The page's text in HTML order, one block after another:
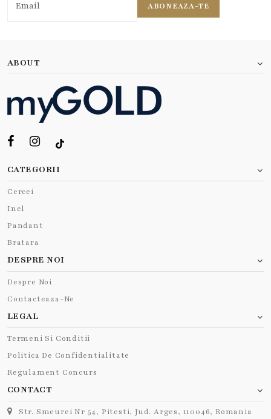
ABONEAZA-TE
ABOUT
CATEGORII
Cercei
Inel
Pandant
Bratara
DESPRE NOI
Despre Noi
Contacteaza-Ne
LEGAL
Termeni Si Conditii
Politica De Confidentialitate
Regulament Concurs
CONTACT
Str. Smeurei Nr 54, Pitesti, Jud. Arges, 110046, Romania